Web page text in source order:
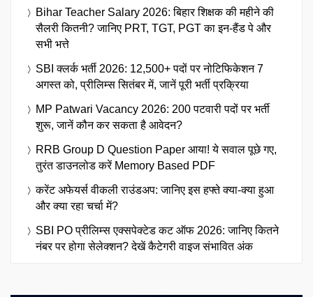
Bihar Teacher Salary 2026: बिहार शिक्षक की महीने की
सैलरी कितनी? जानिए PRT, TGT, PGT का इन-हैंड पे और
सभी भत्ते
SBI क्लर्क भर्ती 2026: 12,500+ पदों पर नोटिफिकेशन 7
अगस्त को, प्रीलिम्स सितंबर में, जानें पूरी भर्ती प्रक्रिया
MP Patwari Vacancy 2026: 200 पटवारी पदों पर भर्ती
शुरू, जानें कौन कर सकता है आवेदन?
RRB Group D Question Paper आया! ये सवाल पूछे गए,
तुरंत डाउनलोड करें Memory Based PDF
करेंट अफेयर्स वीकली राउंडअप: जानिए इस हफ्ते क्या-क्या हुआ
और क्या रहा चर्चा में?
SBI PO प्रीलिम्स एक्सपेक्टेड कट ऑफ 2026: जानिए कितने
नंबर पर होगा सेलेक्शन? देखें कैटेगरी वाइज संभावित अंक